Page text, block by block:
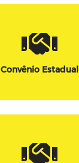
Convênio Estadual